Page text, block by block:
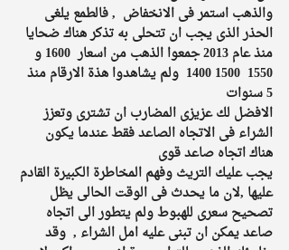
والذهب استمر فى الانخفاض  , فالطمع يلغى
الحذر الذى يجب ان تتحلى به تذكر هناك ضحايا
منذ عام 2013 جمعوا الذهب من اسعار  1600 و
1550  1500 1400  ولم يشاهدوا هذة الارقام منذ
5 سنوات
الافضل لك عزيزى المضارب ان تشترى وتعزز
الشراء فى الاتجاه الصاعد فقط عندما يكون
هناك اتجاه صاعد قوى
يجب عليك التريث وفهم المخاطرة الكبيرة القادم
عليها ,لان ما يحدث فى الوقت الحالى يظل
تصحيح سعرى للهبوط ولم يتطور الى اتجاه
صاعد يمكن ان تبنى عليه امل الشراء ,  وقد